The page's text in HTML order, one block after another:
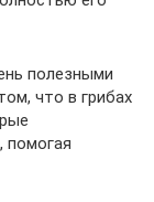
полезными
что в грибах
помогая